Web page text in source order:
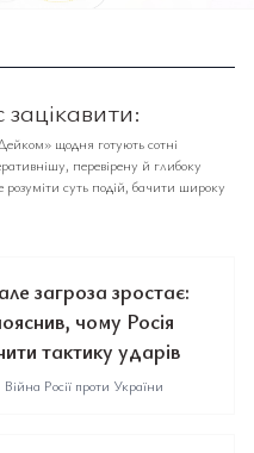
щодня готують сотні
перевірену й глибоку
суть подій, бачити широку
загроза зростає:
чому Росія
тактику ударів
Війна Росії проти України